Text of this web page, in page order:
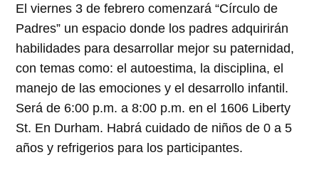
El viernes 3 de febrero comenzará “Círculo de
Padres” un espacio donde los padres adquirirán
habilidades para desarrollar mejor su paternidad,
con temas como: el autoestima, la disciplina, el
manejo de las emociones y el desarrollo infantil.
Será de 6:00 p.m. a 8:00 p.m. en el 1606 Liberty
St. En Durham. Habrá cuidado de niños de 0 a 5
años y refrigerios para los participantes.